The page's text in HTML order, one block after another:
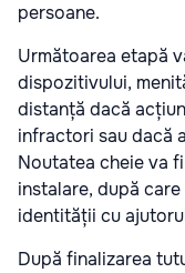
persoane.
Următoarea etapă
dispozitivului,
distanță dacă
infractori sau dacă
Noutatea cheie va
instalare, după
identității cu
După finalizarea